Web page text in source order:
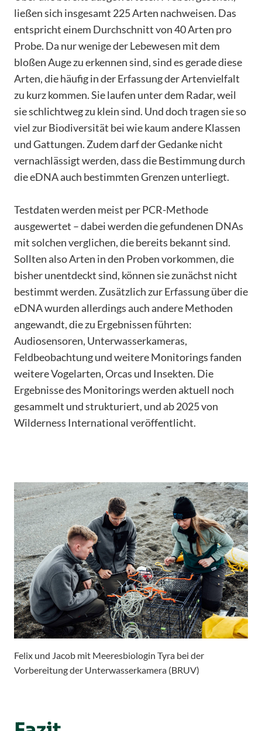
ließen sich insgesamt 225 Arten nachweisen. Das
entspricht einem Durchschnitt von 40 Arten pro
Probe. Da nur wenige der Lebewesen mit dem
bloßen Auge zu erkennen sind, sind es gerade diese
Arten, die häufig in der Erfassung der Artenvielfalt
zu kurz kommen. Sie laufen unter dem Radar, weil
sie schlichtweg zu klein sind. Und doch tragen sie so
viel zur Biodiversität bei wie kaum andere Klassen
und Gattungen. Zudem darf der Gedanke nicht
vernachlässigt werden, dass die Bestimmung durch
die eDNA auch bestimmten Grenzen unterliegt.
Testdaten werden meist per PCR-Methode
ausgewertet – dabei werden die gefundenen DNAs
mit solchen verglichen, die bereits bekannt sind.
Sollten also Arten in den Proben vorkommen, die
bisher unentdeckt sind, können sie zunächst nicht
bestimmt werden. Zusätzlich zur Erfassung über die
eDNA wurden allerdings auch andere Methoden
angewandt, die zu Ergebnissen führten:
Audiosensoren, Unterwasserkameras,
Feldbeobachtung und weitere Monitorings fanden
weitere Vogelarten, Orcas und Insekten. Die
Ergebnisse des Monitorings werden aktuell noch
gesammelt und strukturiert, und ab 2025 von
Wilderness International veröffentlicht.
Felix und Jacob mit Meeresbiologin Tyra bei der
Vorbereitung der Unterwasserkamera (BRUV)